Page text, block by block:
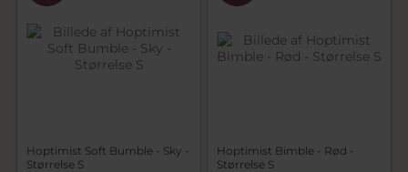
Hoptimist Soft Bumble - Sky -
Størrelse S
Hoptimist Bimble - Rød -
Størrelse S